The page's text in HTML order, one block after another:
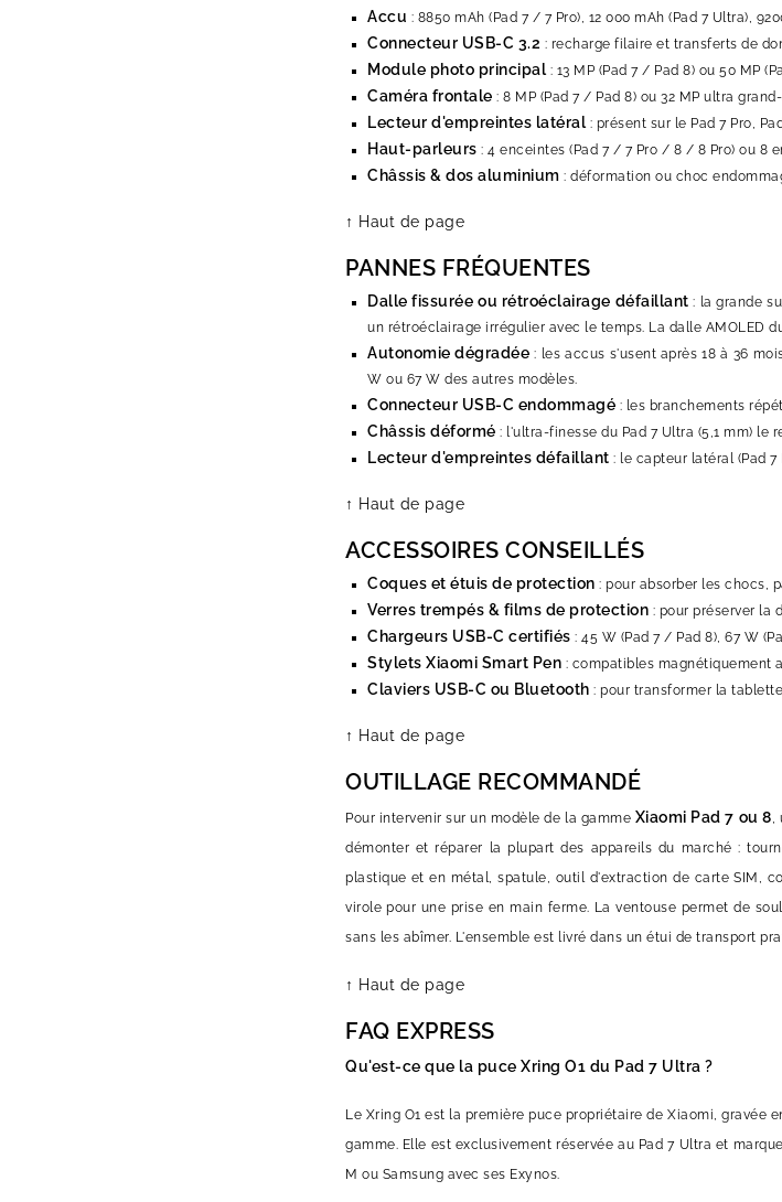
Accu : 8850 mAh (Pad 7 / 7 Pro), 12 000 mAh (Pad 7 Ultra),
Connecteur USB-C 3.2 : recharge filaire et transferts de
Module photo principal: 13 MP (Pad 7 / Pad 8) ou 50 MP
Caméra frontale : 8 MP (Pad 7 / Pad 8) ou 32 MP ultra
Lecteur d'empreintes latéral: présent sur le Pad 7 Pro,
Haut-parleurs : 4 enceintes (Pad 7 / 7 Pro / 8 / 8 Pro) ou 8
Châssis & dos aluminium : déformation ou choc
↑ Haut de page
PANNES FRÉQUENTES
Dalle fissurée ou rétroéclairage défaillant : la grande
un rétroéclairage irrégulier avec le temps. La dalle AMOLED
Autonomie dégradée : les accus s'usent après 18 à 36
W ou 67 W des autres modèles.
Connecteur USB-C endommagé : les branchements
Châssis déformé : l'ultra-finesse du Pad 7 Ultra (5,1 mm)
Lecteur d'empreintes défaillant : le capteur latéral (Pad
↑ Haut de page
ACCESSOIRES CONSEILLÉS
Coques et étuis de protection : pour absorber les chocs,
Verres trempés & films de protection : pour préserver la
Chargeurs USB-C certifiés : 45 W (Pad 7 / Pad 8), 67 W
Stylets Xiaomi Smart Pen : compatibles magnétiquement
Claviers USB-C ou Bluetooth : pour transformer la
↑ Haut de page
OUTILLAGE RECOMMANDÉ
Pour intervenir sur un modèle de la gamme Xiaomi Pad 7 ou 8,
démonter et réparer la plupart des appareils du marché :
plastique et en métal, spatule, outil d'extraction de carte SIM,
virole pour une prise en main ferme. La ventouse permet de
sans les abîmer. L'ensemble est livré dans un étui de transport
↑ Haut de page
FAQ EXPRESS
Qu'est-ce que la puce Xring O1 du Pad 7 Ultra ?
Le Xring O1 est la première puce propriétaire de Xiaomi, gravée
gamme. Elle est exclusivement réservée au Pad 7 Ultra et
M ou Samsung avec ses Exynos.